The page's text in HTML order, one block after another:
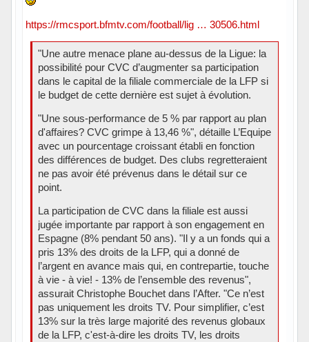
https://rmcsport.bfmtv.com/football/lig … 30506.html
"Une autre menace plane au-dessus de la Ligue: la
possibilité pour CVC d’augmenter sa participation
dans le capital de la filiale commerciale de la LFP si
le budget de cette dernière est sujet à évolution.
"Une sous-performance de 5 % par rapport au plan
d'affaires? CVC grimpe à 13,46 %", détaille L’Equipe
avec un pourcentage croissant établi en fonction
des différences de budget. Des clubs regretteraient
ne pas avoir été prévenus dans le détail sur ce
point.
La participation de CVC dans la filiale est aussi
jugée importante par rapport à son engagement en
Espagne (8% pendant 50 ans). "Il y a un fonds qui a
pris 13% des droits de la LFP, qui a donné de
l’argent en avance mais qui, en contrepartie, touche
à vie - à vie! - 13% de l’ensemble des revenus",
assurait Christophe Bouchet dans l’After. "Ce n’est
pas uniquement les droits TV. Pour simplifier, c’est
13% sur la très large majorité des revenus globaux
de la LFP, c'est-à-dire les droits TV, les droits